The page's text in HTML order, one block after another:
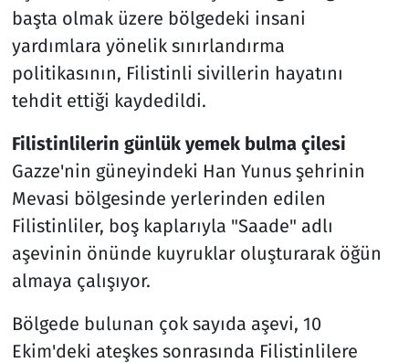
başta olmak üzere bölgedeki insani
yardımlara yönelik sınırlandırma
politikasının, Filistinli sivillerin hayatını
tehdit ettiği kaydedildi.
Filistinlilerin günlük yemek bulma çilesi
Gazze'nin güneyindeki Han Yunus şehrinin
Mevasi bölgesinde yerlerinden edilen
Filistinliler, boş kaplarıyla "Saade" adlı
aşevinin önünde kuyruklar oluşturarak öğün
almaya çalışıyor.
Bölgede bulunan çok sayıda aşevi, 10
Ekim'deki ateşkes sonrasında Filistinlilere